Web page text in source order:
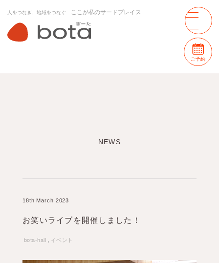
人をつなぎ、地域をつなぐ ここが私のサードプレイス
ご予約
NEWS
18th March 2023
お笑いライブを開催しました！
bota-hall , イベント